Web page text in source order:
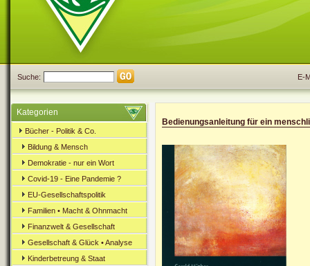
Suche: E-
Kategorien
Bücher - Politik & Co.
Bildung & Mensch
Demokratie - nur ein Wort
Covid-19 - Eine Pandemie ?
EU-Gesellschaftspolitik
Familien • Macht & Ohnmacht
Finanzwelt & Gesellschaft
Gesellschaft & Glück • Analyse
Kinderbetreung & Staat
Bedienungsanleitung für ein